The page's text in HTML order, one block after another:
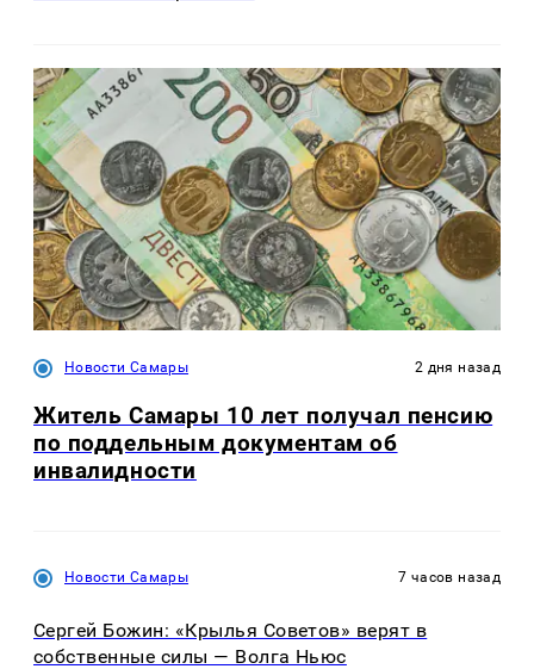
Новости Самары 2 дня назад
Житель Самары 10 лет получал пенсию
по поддельным документам об
инвалидности
Новости Самары 7 часов назад
Сергей Божин: «Крылья Советов» верят в
собственные силы — Волга Ньюс